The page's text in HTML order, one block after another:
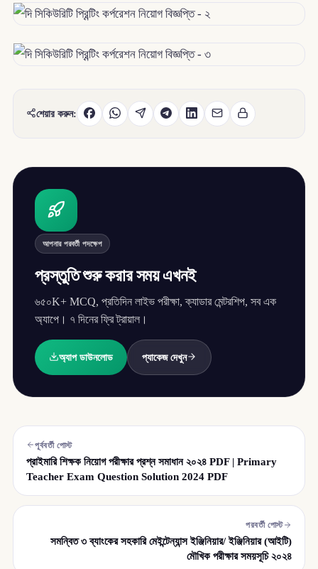
শেয়ার করুন:
আপনার পরবর্তী পদক্ষেপ
প্রস্তুতি শুরু করার সময় এখনই
৬৫০K+ MCQ, প্রতিদিন লাইভ পরীক্ষা, ক্যাডার মেন্টরশিপ, সব এক
অ্যাপে। ৭ দিনের ফ্রি ট্রায়াল।
অ্যাপ ডাউনলোড প্যাকেজ দেখুন
পূর্ববর্তী পোস্ট
প্রাইমারি শিক্ষক নিয়োগ পরীক্ষার প্রশ্ন সমাধান ২০২৪ PDF | Primary
Teacher Exam Question Solution 2024 PDF
পরবর্তী পোস্ট
সমন্বিত ৩ ব্যাংকের সহকারি মেইন্টেন্যান্স ইঞ্জিনিয়ার/ ইঞ্জিনিয়ার (আইটি)
মৌখিক পরীক্ষার সময়সূচি ২০২৪